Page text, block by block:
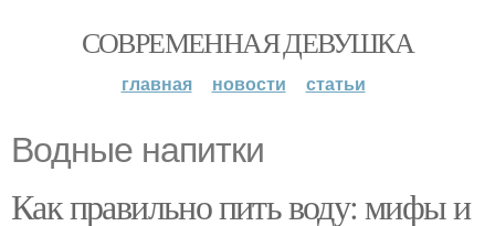
СОВРЕМЕННАЯ ДЕВУШКА
главная новости статьи
Водные напитки
Как правильно пить воду: мифы и